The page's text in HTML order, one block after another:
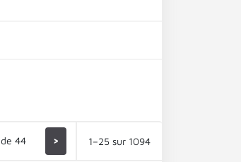
de 44 > 1–25 sur 1094